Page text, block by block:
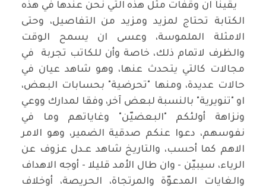
يقيناً ان وقفات مثل هذه التي نحن عندها في هذه
الكتابة تحتاج لمزيد ومزيد من التفاصيل، وحتى
الامثلة الملموسة، وعسى ان يسمح الوقت
والظرف لاتمام ذلك، خاصة وأن للكاتب تجربة في
مجالات كالتي يتحدث عنها، وهو شاهد عيان في
حالات عديدة، ومنها "تحرضية" بحسابات البعض،
او "تنويرية" بالنسبة لبعض آخر، وفقا لمدارك ووعي
ونزاهة أولئكم "البعضيّن" وغاياتهم وما في
نفوسهم، دعوا عنكم صدقية الضمير، وهو الامر
الاهم كما أحسب، والتاريخ شاهد عـدل عزوف عن
الرياء، سيبيّن - وان طال الأمد قليلا - أوجه الاهداف
والغايات المدعوّة والمرتجاة، الحريصة، أوخلاف